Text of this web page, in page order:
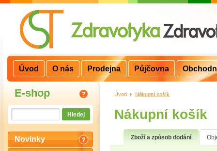
E-shop
Novinky
Úvod > Nákupní košík
Nákupní košík
Zboží a způsob dodání
Úvod O nás Prodejna Půjčovna